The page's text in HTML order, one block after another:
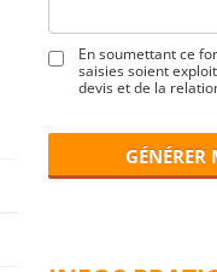
En soumettant ce
saisies soient
devis et de la